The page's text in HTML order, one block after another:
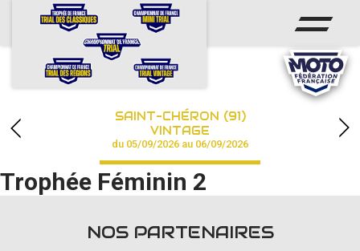
ACCUEIL
CALENDRIER
CHAMPIONNAT
RÉSULTATS
PHOTOS / VIDÉOS
PARTENAIRES
SAINT-CHÉRON (91)
VINTAGE
du 05/09/2026 au 06/09/2026
Trophée Féminin 2
NOS PARTENAIRES